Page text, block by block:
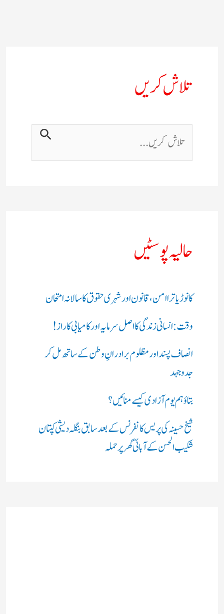
تلاش کریں
حالیہ پوسٹیں
کانوڑ یاترا امن،قانون اور شہری حقوق کا سالانہ امتحان
وقت: انسانی زندگی کا اصل سرمایہ اور کامیابی کا راز !
انصاف پسند اور مظلوم برادرانِ وطن کے ساتھ مل کر
جدوجہد
بتاؤ ہم یوم آزادی کیسے منائیں؟
شیخ حسینہ کی پریس کانفرنس کے بعد سابق بنگلہ دیشی کپتان
شکیب الحسن کے آبائی گھر پر حملہ